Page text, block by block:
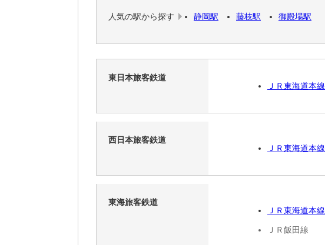
人気の駅から探す 静岡駅 藤枝駅 御殿場駅
東日本旅客鉄道
ＪＲ東海道本線
西日本旅客鉄道
ＪＲ東海道本線
東海旅客鉄道
ＪＲ東海道本線
ＪＲ飯田線